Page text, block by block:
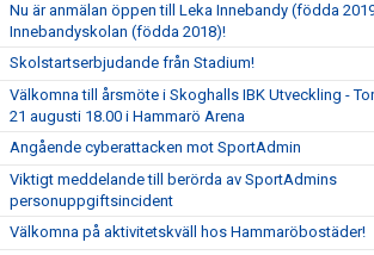
Nu är anmälan öppen till Leka Innebandy (födda
Innebandyskolan (födda 2018)!
Skolstartserbjudande från Stadium!
Välkomna till årsmöte i Skoghalls IBK Utveckling -
21 augusti 18.00 i Hammarö Arena
Angående cyberattacken mot SportAdmin
Viktigt meddelande till berörda av SportAdmins
personuppgiftsincident
Välkomna på aktivitetskväll hos Hammaröbostäder!